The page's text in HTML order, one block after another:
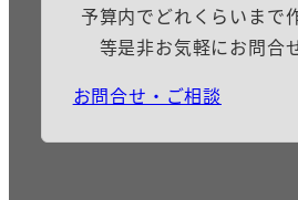
予算内でどれくらいまで
等是非お気軽にお問合
お問合せ・ご相談